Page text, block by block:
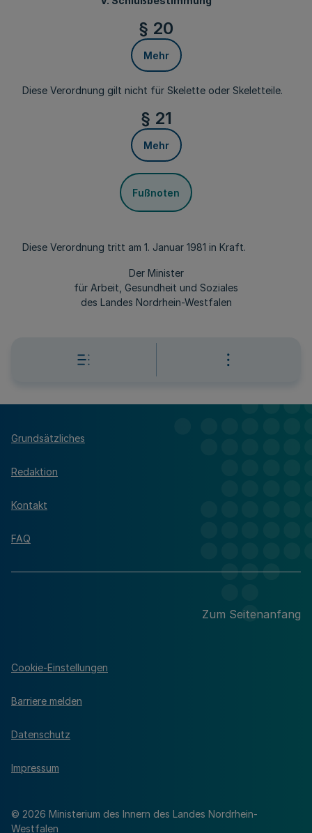
§ 20
Mehr
Diese Verordnung gilt nicht für Skelette oder Skeletteile.
§ 21
Mehr
Fußnoten
Diese Verordnung tritt am 1. Januar 1981 in Kraft.
Der Minister
für Arbeit, Gesundheit und Soziales
des Landes Nordrhein-Westfalen
Grundsätzliches
Redaktion
Kontakt
FAQ
Zum Seitenanfang
© 2026 Ministerium des Innern des Landes Nordrhein-
Westfalen
Cookie-Einstellungen
Barriere melden
Datenschutz
Impressum